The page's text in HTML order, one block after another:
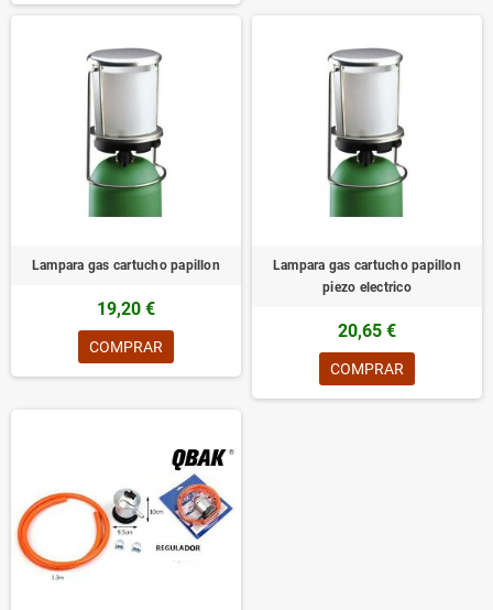
Lampara gas cartucho papillon
19,20 €
COMPRAR
Lampara gas cartucho papillon
piezo electrico
20,65 €
COMPRAR